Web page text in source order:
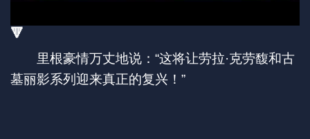
🔻
里根豪情万丈地说：“这将让劳拉·克劳馥和古
墓丽影系列迎来真正的复兴！”